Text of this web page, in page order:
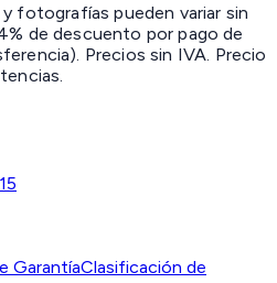
fotografías pueden variar sin
de descuento por pago de
Precios sin IVA. Precio
GarantíaClasificación de